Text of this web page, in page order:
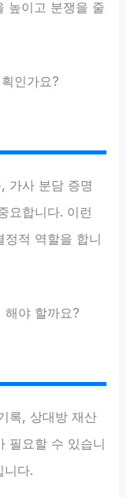
높이고 분쟁을 줄
인가요?
가사 분담 증명
요합니다. 이런
적 역할을 합니
해야 할까요?
록, 상대방 재산
필요할 수 있습니
니다.